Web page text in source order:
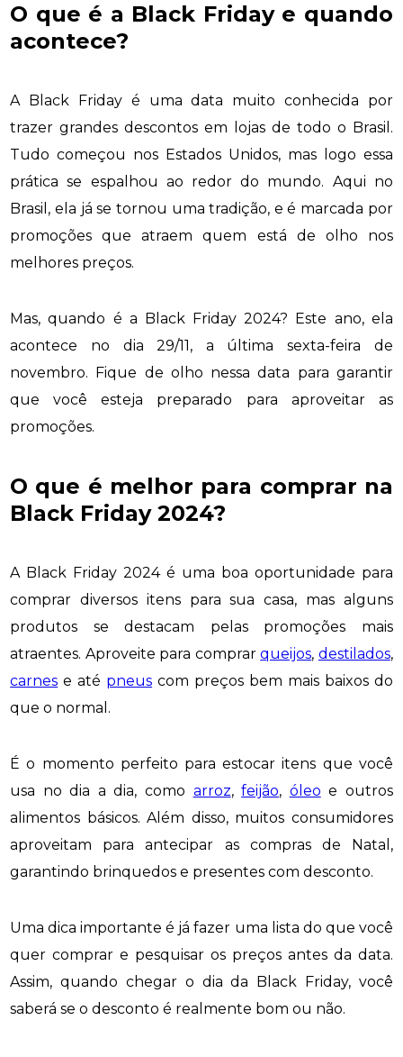
O que é a Black Friday e quando
acontece?
A Black Friday é uma data muito conhecida por
trazer grandes descontos em lojas de todo o Brasil.
Tudo começou nos Estados Unidos, mas logo essa
prática se espalhou ao redor do mundo. Aqui no
Brasil, ela já se tornou uma tradição, e é marcada por
promoções que atraem quem está de olho nos
melhores preços.
Mas, quando é a Black Friday 2024? Este ano, ela
acontece no dia 29/11, a última sexta-feira de
novembro. Fique de olho nessa data para garantir
que você esteja preparado para aproveitar as
promoções.
O que é melhor para comprar na
Black Friday 2024?
A Black Friday 2024 é uma boa oportunidade para
comprar diversos itens para sua casa, mas alguns
produtos se destacam pelas promoções mais
atraentes. Aproveite para comprarqueijos, destilados,
carnes e até pneus com preços bem mais baixos do
que o normal.
É o momento perfeito para estocar itens que você
usa no dia a dia, como arroz,feijão, óleo e outros
alimentos básicos. Além disso, muitos consumidores
aproveitam para antecipar as compras de Natal,
garantindo brinquedos e presentes com desconto.
Uma dica importante é já fazer uma lista do que você
quer comprar e pesquisar os preços antes da data.
Assim, quando chegar o dia da Black Friday, você
saberá se o desconto é realmente bom ou não.